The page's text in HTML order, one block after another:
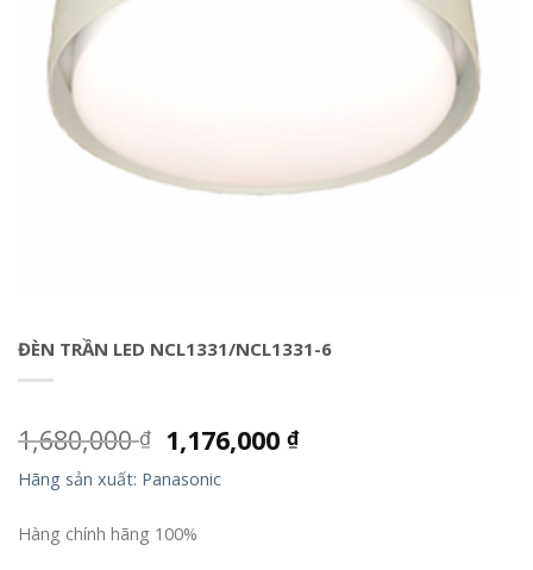
ĐÈN TRẦN LED NCL1331/NCL1331-6
1,680,000₫ 1,176,000₫
Hãng sản xuất: Panasonic
Hàng chính hãng 100%